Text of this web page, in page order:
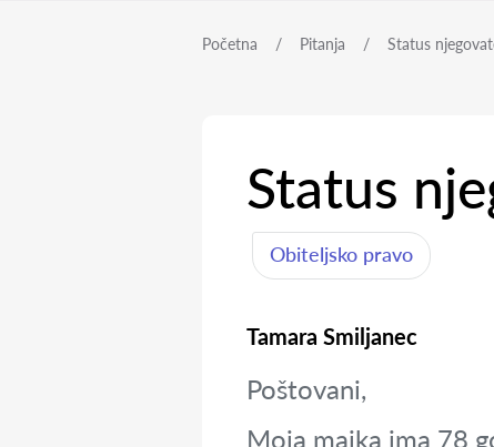
Početna Pitanja Status
Status
Obiteljsko pravo
Tamara Smiljanec
Poštovani,
Moja majka ima 78